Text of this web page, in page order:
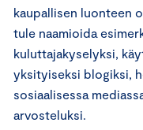
kaupallisen luonteen
tule naamioida
kuluttajakyselyksi,
yksityiseksi blogiksi,
sosiaalisessa
arvosteluksi.